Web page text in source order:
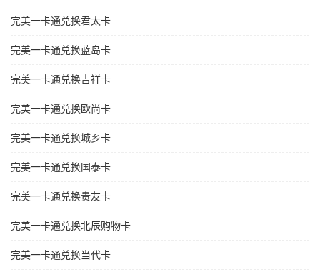
完美一卡通兑换君太卡
完美一卡通兑换蓝岛卡
完美一卡通兑换吉祥卡
完美一卡通兑换欧尚卡
完美一卡通兑换城乡卡
完美一卡通兑换国泰卡
完美一卡通兑换贵友卡
完美一卡通兑换北辰购物卡
完美一卡通兑换当代卡